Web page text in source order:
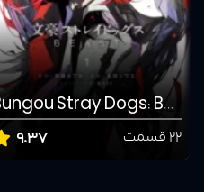
Bungou Stray Dogs: Beast
اکشن رازآلود 22 قسمت 9.37